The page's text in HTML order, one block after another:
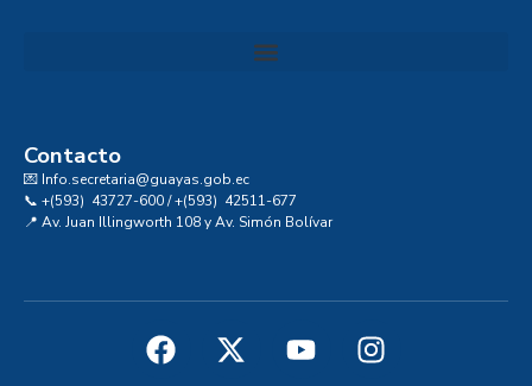
Contacto
💌 Info.secretaria@guayas.gob.ec
📞 +(593) 43727-600 / +(593) 42511-677
📍 Av. Juan Illingworth 108 y Av. Simón Bolívar